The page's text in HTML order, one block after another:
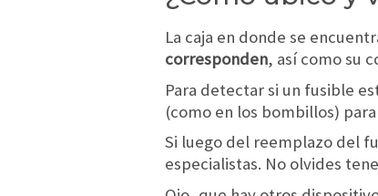
La caja en donde se
corresponden, así como su
Para detectar si un fusible
(como en los bombillos)
Si luego del reemplazo del
especialistas. No olvides